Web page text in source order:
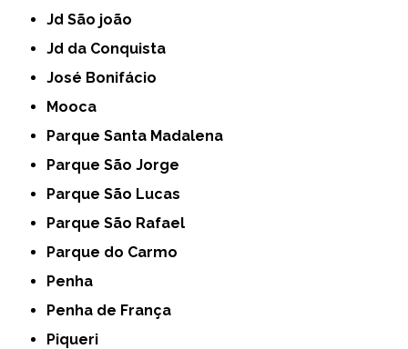
Jd São joão
Jd da Conquista
José Bonifácio
Mooca
Parque Santa Madalena
Parque São Jorge
Parque São Lucas
Parque São Rafael
Parque do Carmo
Penha
Penha de França
Piqueri